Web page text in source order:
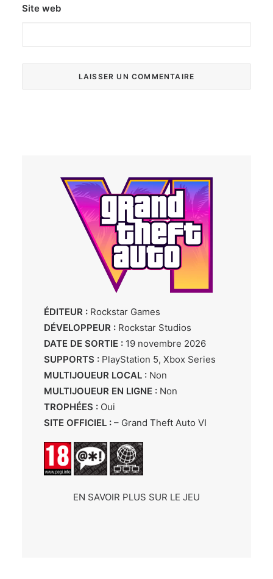
Site web
ÉDITEUR : Rockstar Games
DÉVELOPPEUR : Rockstar Studios
DATE DE SORTIE : 19 novembre 2026
SUPPORTS : PlayStation 5, Xbox Series
MULTIJOUEUR LOCAL : Non
MULTIJOUEUR EN LIGNE : Non
TROPHÉES : Oui
SITE OFFICIEL : – Grand Theft Auto VI
EN SAVOIR PLUS SUR LE JEU